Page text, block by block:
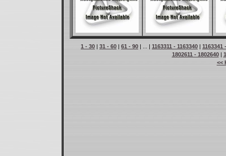
1 - 30 | 31 - 60 | 61 - 90 | ... | 1163311 - 1163340 | 1163341
1802611 - 1802640|
<<